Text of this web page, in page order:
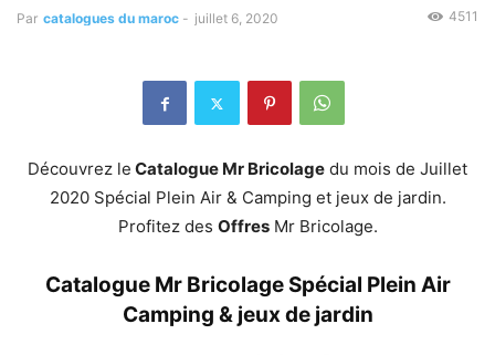
Par catalogues du maroc - juillet 6, 2020 4511
Découvrez le Catalogue Mr Bricolage du mois de Juillet
2020 Spécial Plein Air & Camping et jeux de jardin.
Profitez des OffresMr Bricolage.
Catalogue Mr Bricolage Spécial Plein Air
Camping & jeux de jardin